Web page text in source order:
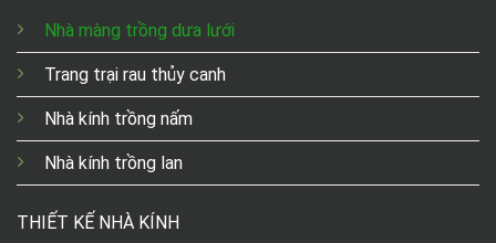
Nhà màng trồng dưa lưới
Trang trại rau thủy canh
Nhà kính trồng nấm
Nhà kính trồng lan
THIẾT KẾ NHÀ KÍNH